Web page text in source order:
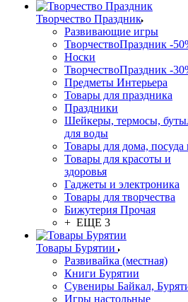
Творчество Праздник
Развивающие игры
ТворчествоПраздник -
Носки
ТворчествоПраздник -
Предметы Интерьера
Товары для праздника
Праздники
Шейкеры, термосы,
для воды
Товары для дома, посуда
Товары для красоты и
здоровья
Гаджеты и электроника
Товары для творчества
Бижутерия Прочая
+ ЕЩЕ 3
Товары Бурятии
Развивайка (местная)
Книги Бурятии
Сувениры Байкал,
Игры настольные